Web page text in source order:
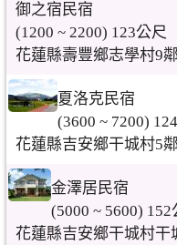
御之宿民宿
(1200 ~ 2200) 123公尺
花蓮縣壽豐鄉志學村9
夏洛克民宿
(3600 ~ 7200)
花蓮縣吉安鄉干城村5
金澤居民宿
(5000 ~ 5600) 152
花蓮縣吉安鄉干城村干